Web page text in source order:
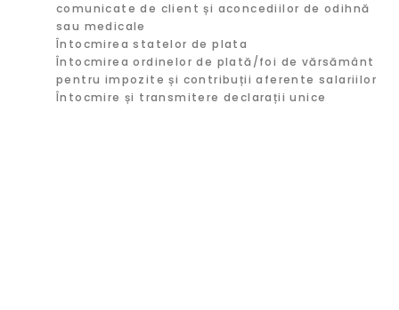
comunicate de client și aconcediilor de odihnă
sau medicale
Întocmirea statelor de plata
Întocmirea ordinelor de plată/foi de vărsământ
pentru impozite și contribuții aferente salariilor
Întocmire și transmitere declarații unice